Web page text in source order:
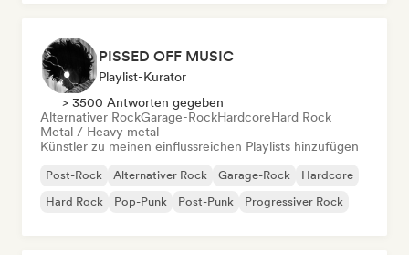
PISSED OFF MUSIC
Playlist-Kurator
> 3500 Antworten gegeben
Alternativer RockGarage-RockHardcoreHard Rock
Metal / Heavy metal
Künstler zu meinen einflussreichen Playlists hinzufügen
Post-Rock Alternativer Rock Garage-Rock
Hardcore
Hard Rock
Pop-Punk Post-Punk Progressiver Rock